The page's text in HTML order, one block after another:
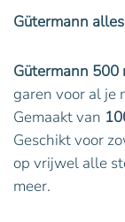
Gütermann
Gütermann 500
garen voor al je
Gemaakt van
Geschikt voor
op vrijwel alle
meer.